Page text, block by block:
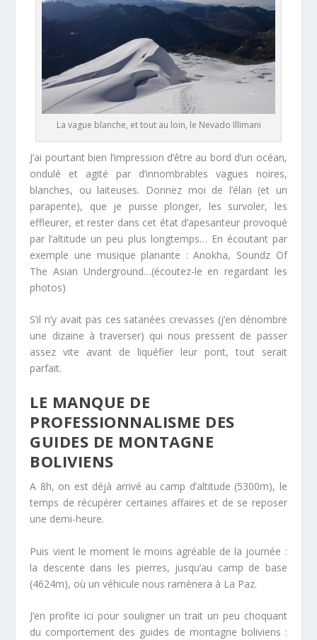
La vague blanche, et tout au loin, le Nevado Illimani
J’ai pourtant bien l’impression d’être au bord d’un océan,
ondulé et agité par d’innombrables vagues noires,
blanches, ou laiteuses. Donnez moi de l’élan (et un
parapente), que je puisse plonger, les survoler, les
effleurer, et rester dans cet état d’apesanteur provoqué
par l’altitude un peu plus longtemps… En écoutant par
exemple une musique planante : Anokha, Soundz Of
The Asian Underground…(écoutez-le en regardant les
photos)
S’il n’y avait pas ces satanées crevasses (j’en dénombre
une dizaine à traverser) qui nous pressent de passer
assez vite avant de liquéfier leur pont, tout serait
parfait.
LE MANQUE DE
PROFESSIONNALISME DES
GUIDES DE MONTAGNE
BOLIVIENS
A 8h, on est déjà arrivé au camp d’altitude (5300m), le
temps de récupérer certaines affaires et de se reposer
une demi-heure.
Puis vient le moment le moins agréable de la journée :
la descente dans les pierres, jusqu’au camp de base
(4624m), où un véhicule nous ramènera à La Paz.
J’en profite ici pour souligner un trait un peu choquant
du comportement des guides de montagne boliviens :